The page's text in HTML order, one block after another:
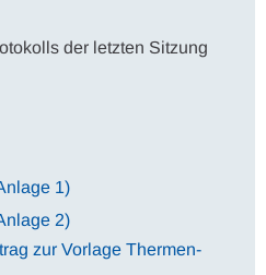
der letzten Sitzung
1)
2)
zur Vorlage Thermen-